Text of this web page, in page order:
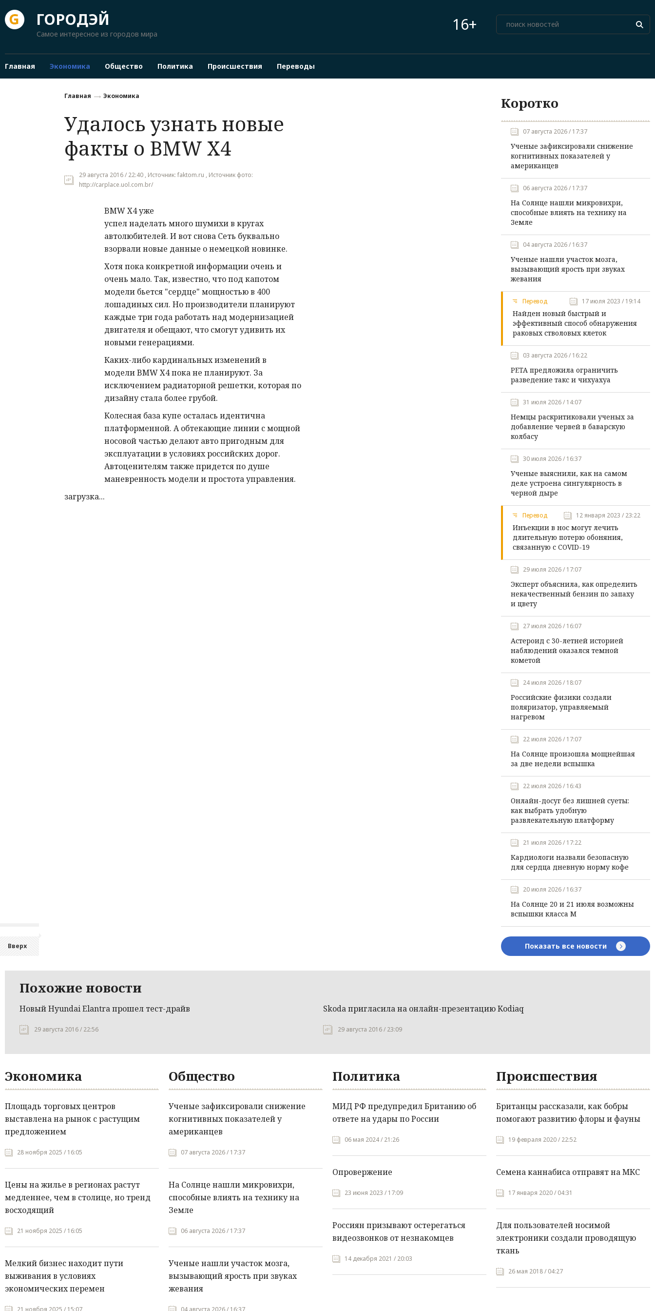
ГОРОДЭЙ
Самое интересное из городов мира 16+
Главная Экономика Общество Политика Происшествия Переводы
Вверх
Главная Экономика
Удалось узнать новые
факты о BMW X4
29 августа 2016 / 22:40 , Источник: faktom.ru , Источник фото:
http://carplace.uol.com.br/
BMW X4 уже
успел наделать много шумихи в кругах
автолюбителей. И вот снова Сеть буквально
взорвали новые данные о немецкой новинке.
Хотя пока конкретной информации очень и
очень мало. Так, известно, что под капотом
модели бьется "сердце" мощностью в 400
лошадиных сил. Но производители планируют
каждые три года работать над модернизацией
двигателя и обещают, что смогут удивить их
новыми генерациями.
Каких-либо кардинальных изменений в
модели BMW X4 пока не планируют. За
исключением радиаторной решетки, которая по
дизайну стала более грубой.
Колесная база купе осталась идентична
платформенной. А обтекающие линии с мощной
носовой частью делают авто пригодным для
эксплуатации в условиях российских дорог.
Автоценителям также придется по душе
маневренность модели и простота управления.
загрузка...
Коротко
07 августа 2026 / 17:37
Ученые зафиксировали снижение
когнитивных показателей у
американцев
06 августа 2026 / 17:37
На Солнце нашли микровихри,
способные влиять на технику на
Земле
04 августа 2026 / 16:37
Ученые нашли участок мозга,
вызывающий ярость при звуках
жевания
Перевод 17 июля 2023 / 19:14
Найден новый быстрый и
эффективный способ обнаружения
раковых стволовых клеток
03 августа 2026 / 16:22
PETA предложила ограничить
разведение такс и чихуахуа
31 июля 2026 / 14:07
Немцы раскритиковали ученых за
добавление червей в баварскую
колбасу
30 июля 2026 / 16:37
Ученые выяснили, как на самом
деле устроена сингулярность в
черной дыре
Перевод 12 января 2023 / 23:22
Инъекции в нос могут лечить
длительную потерю обоняния,
связанную с COVID-19
29 июля 2026 / 17:07
Эксперт объяснила, как определить
некачественный бензин по запаху
и цвету
27 июля 2026 / 16:07
Астероид с 30-летней историей
наблюдений оказался темной
кометой
24 июля 2026 / 18:07
Российские физики создали
поляризатор, управляемый
нагревом
22 июля 2026 / 17:07
На Солнце произошла мощнейшая
за две недели вспышка
22 июля 2026 / 16:43
Онлайн-досуг без лишней суеты:
как выбрать удобную
развлекательную платформу
21 июля 2026 / 17:22
Кардиологи назвали безопасную
для сердца дневную норму кофе
20 июля 2026 / 16:37
На Солнце 20 и 21 июля возможны
вспышки класса М
Показать все новости
Похожие новости
Новый Hyundai Elantra прошел тест-драйв
29 августа 2016 / 22:56
Skoda пригласила на онлайн-презентацию Kodiaq
29 августа 2016 / 23:09
Экономика
Площадь торговых центров
выставлена на рынок с растущим
предложением
28 ноября 2025 / 16:05
Цены на жилье в регионах растут
медленнее, чем в столице, но тренд
восходящий
21 ноября 2025 / 16:05
Мелкий бизнес находит пути
выживания в условиях
экономических перемен
21 ноября 2025 / 15:07
Общество
Ученые зафиксировали снижение
когнитивных показателей у
американцев
07 августа 2026 / 17:37
На Солнце нашли микровихри,
способные влиять на технику на
Земле
06 августа 2026 / 17:37
Ученые нашли участок мозга,
вызывающий ярость при звуках
жевания
04 августа 2026 / 16:37
Политика
МИД РФ предупредил Британию об
ответе на удары по России
06 мая 2024 / 21:26
Опровержение
23 июня 2023 / 17:09
Россиян призывают остерегаться
видеозвонков от незнакомцев
14 декабря 2021 / 20:03
Происшествия
Британцы рассказали, как бобры
помогают развитию флоры и фауны
19 февраля 2020 / 22:52
Семена каннабиса отправят на МКС
17 января 2020 / 04:31
Для пользователей носимой
электроники создали проводящую
ткань
26 мая 2018 / 04:27